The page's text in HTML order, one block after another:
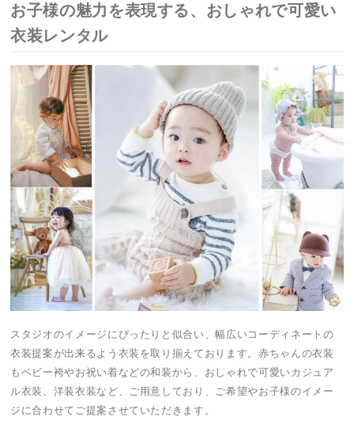
お子様の魅力を表現する、おしゃれで可愛い
衣装レンタル
スタジオのイメージにぴったりと似合い、幅広いコーディネートの
衣装提案が出来るよう衣装を取り揃えております。赤ちゃんの衣装
もベビー袴やお祝い着などの和装から、おしゃれで可愛いカジュア
ル衣装、洋装衣装など、ご用意しており、ご希望やお子様のイメー
ジに合わせてご提案させていただきます。